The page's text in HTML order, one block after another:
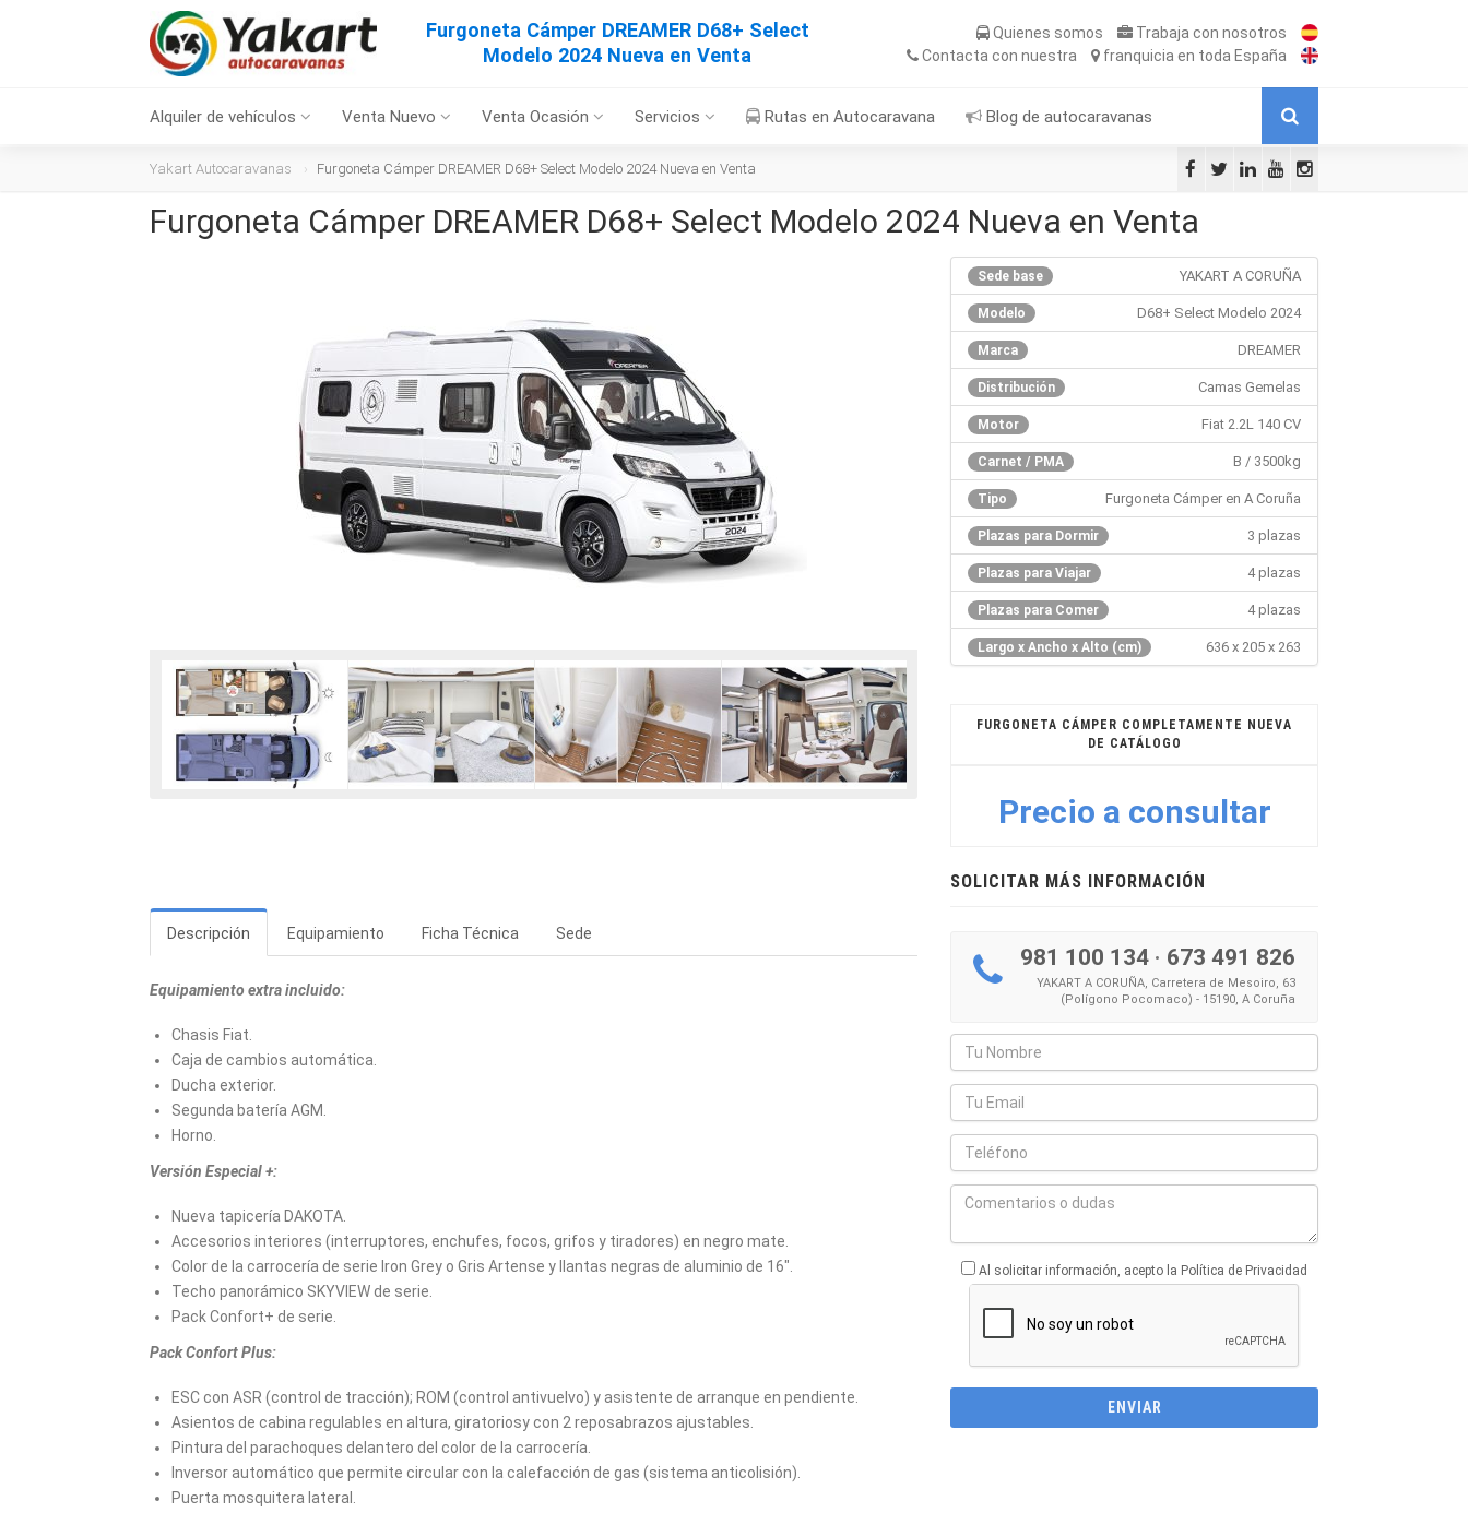
Furgoneta Cámper DREAMER D68+ Select
Modelo 2024 Nueva en Venta
Quienes somos Trabaja con nosotros
Contacta con nuestra franquicia en toda España
Alquiler de vehículos Venta Nuevo Venta Ocasión Servicios Rutas en Autocaravana Blog de autocaravanas
Yakart Autocaravanas Furgoneta Cámper DREAMER D68+ Select Modelo 2024 Nueva en Venta
Furgoneta Cámper DREAMER D68+ Select Modelo 2024 Nueva en Venta
Descripción Equipamiento Ficha Técnica Sede
Equipamiento extra incluido:
Chasis Fiat.
Caja de cambios automática.
Ducha exterior.
Segunda batería AGM.
Horno.
Versión Especial +:
Nueva tapicería DAKOTA.
Accesorios interiores (interruptores, enchufes, focos, grifos y tiradores) en negro mate.
Color de la carrocería de serie Iron Grey o Gris Artense y llantas negras de aluminio de 16".
Techo panorámico SKYVIEW de serie.
Pack Confort+ de serie.
Pack Confort Plus:
ESC con ASR (control de tracción); ROM (control antivuelvo) y asistente de arranque en pendiente.
Asientos de cabina regulables en altura, giratoriosy con 2 reposabrazos ajustables.
Pintura del parachoques delantero del color de la carrocería.
Inversor automático que permite circular con la calefacción de gas (sistema anticolisión).
Puerta mosquitera lateral.
Sede base YAKART A CORUÑA
Modelo D68+ Select Modelo 2024
Marca DREAMER
Distribución Camas Gemelas
Motor Fiat 2.2L 140 CV
Carnet / PMA B / 3500kg
Tipo Furgoneta Cámper en A Coruña
Plazas para Dormir 3 plazas
Plazas para Viajar 4 plazas
Plazas para Comer 4 plazas
Largo x Ancho x Alto (cm) 636 x 205 x 263
FURGONETA CÁMPER COMPLETAMENTE NUEVA
DE CATÁLOGO
Precio a consultar
SOLICITAR MÁS INFORMACIÓN
981 100 134· 673 491 826
YAKART A CORUÑA, Carretera de Mesoiro, 63
(Polígono Pocomaco) - 15190, A Coruña
Al solicitar información, acepto la Política de Privacidad